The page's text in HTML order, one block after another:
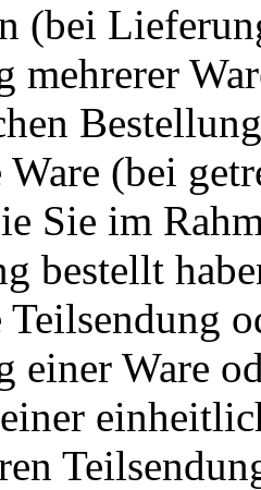
(bei
mehrerer
Ware (bei
Sie im
bestellt
Teilsendung
einer Ware